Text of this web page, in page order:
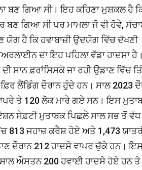
ਬਣ ਗਿਆ ਸੀ। ਇਹ ਕਹਿਣਾ ਮੁਸ਼ਕਲ ਹੈ
ਬਣ ਗਿਆ ਸੀ ਪਰ ਮਾਮਲਾ ਜੋ ਵੀ ਹੋਵੇ,
ਹੈ ਕਿ ਹਵਾਬਾਜ਼ੀ ਉਦਯੋਗ ਵਿੱਚ ਦੱਖਣੀ
ਦਾ ਇਹ ਪਹਿਲਾ ਵੱਡਾ ਹਾਦਸਾ
ਸਾਨ ਫ਼ਰਾਂਸਿਸਕੋ ਜਾ ਰਹੀ ਉਡਾਣ ਵਿੱਚ
ਲੈਂਡਿੰਗ ਦੌਰਾਨ ਹੁੰਦੇ ਹਨ। ਸਾਲ 2023
ਤੇ 120 ਲੋਕ ਮਾਰੇ ਗਏ ਸਨ। ਇਸ
ਸੇਫ਼ਟੀ ਮੁਤਾਬਕ ਪਿਛਲੇ ਸਾਲ ਸਭ ਤੋਂ ਵੱਧ
813 ਜਹਾਜ਼ ਕਰੈਸ਼ ਹੋਏ ਅਤੇ 1,473
ਦੌਰਾਨ 212 ਹਾਦਸੇ ਵਾਪਰ ਚੁੱਕੇ ਹਨ।
ਸਾਲ ਔਸਤਨ 200 ਹਵਾਈ ਹਾਦਸੇ ਹੋਏ ਹਨ